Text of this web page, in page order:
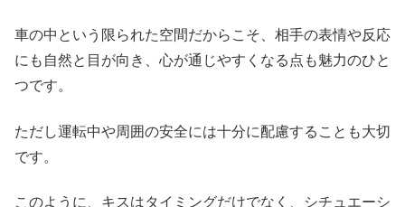
車の中という限られた空間だからこそ、相手の表情や反応
にも自然と目が向き、心が通じやすくなる点も魅力のひと
つです。
ただし運転中や周囲の安全には十分に配慮することも大切
です。
このように、キスはタイミングだけでなく、シチュエーシ